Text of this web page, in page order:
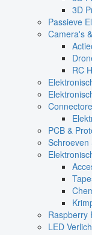
3D
Passieve
Camera's
RC
PCB &
Schroeven
Raspberry
LED